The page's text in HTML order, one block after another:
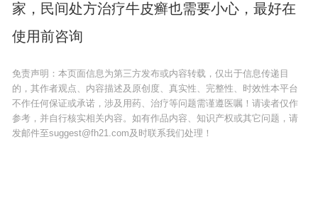
家，民间处方治疗牛皮癣也需要小心，最好在
使用前咨询
免责声明：本页面信息为第三方发布或内容转载，仅出于信息传递目
的，其作者观点、内容描述及原创度、真实性、完整性、时效性本平台
不作任何保证或承诺，涉及用药、治疗等问题需谨遵医嘱！请读者仅作
参考，并自行核实相关内容。如有作品内容、知识产权或其它问题，请
发邮件至suggest@fh21.com及时联系我们处理！